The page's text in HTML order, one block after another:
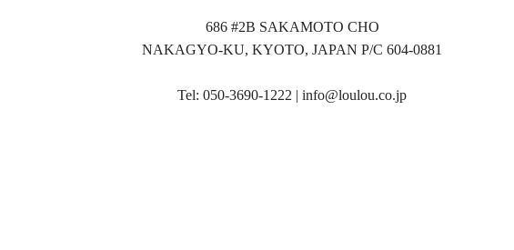
686 #2B SAKAMOTO CHO
NAKAGYO-KU, KYOTO, JAPAN P/C 604-0881
Tel: 050-3690-1222 | info@loulou.co.jp